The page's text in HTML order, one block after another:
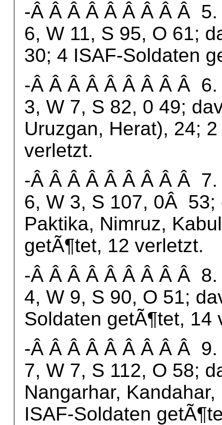
-Â Â Â Â Â Â Â Â Â
6, W 11, S 95, O 61;
30; 4 ISAF-Soldaten
-Â Â Â Â Â Â Â Â Â
3, W 7, S 82, 0 49;
Uruzgan, Herat), 24;
verletzt.
-Â Â Â Â Â Â Â Â Â
6, W 3, S 107, 0Â 53;
Paktika, Nimruz,
getÃ¶tet, 12 verletzt.
-Â Â Â Â Â Â Â Â Â
4, W 9, S 90, O 51;
Soldaten getÃ¶tet, 14
-Â Â Â Â Â Â Â Â Â
7, W 7, S 112, O 58;
Nangarhar,
ISAF-Soldaten